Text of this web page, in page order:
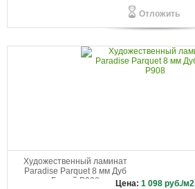
Отложить
Художественный ламинат
Paradise Parquet 8 мм Дуб
Белый P908
Цена: 1 098 руб./м2